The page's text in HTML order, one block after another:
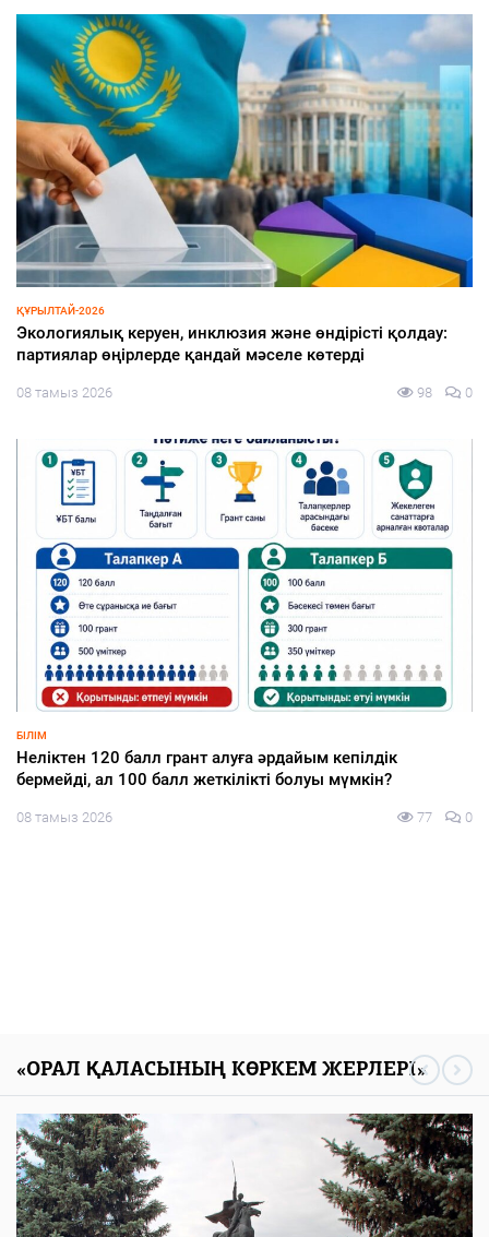
СПОРТ
Туризм және спорт министрі «Болашақ ойындары 2026»
аясындағы фиджитал-футбол жарысына қатысты
08 тамыз 2026 95 0
ҚҰРЫЛТАЙ-2026
Откуда казахстанцы узнают о партиях и кандидатах на
выборах в Курултай — результаты опроса
08 тамыз 2026 86 0
«ОРАЛ ҚАЛАСЫНЫҢ КӨРКЕМ ЖЕРЛЕРІ»